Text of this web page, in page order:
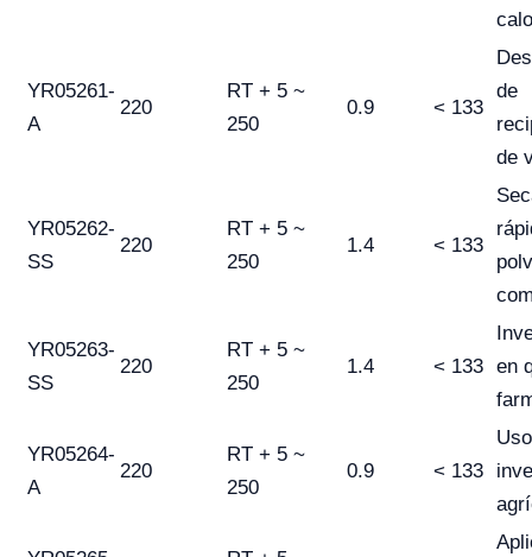
YR05261-
A
220
RT + 5 ~
250
0.9 < 133
de
de
YR05262-
SS
220
RT + 5 ~
250
1.4 < 133
YR05263-
SS
220
RT + 5 ~
250
1.4 < 133 en
YR05264-
A
220
RT + 5 ~
250
0.9 < 133